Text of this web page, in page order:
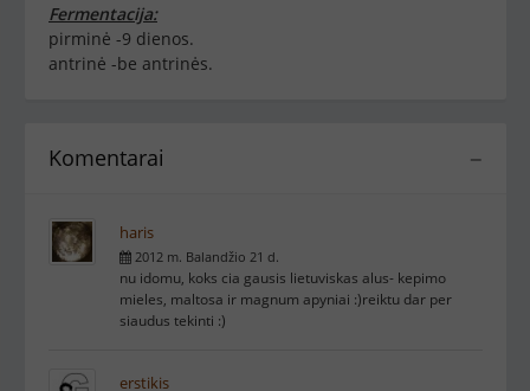
Fermentacija:
pirminė -9 dienos.
antrinė -be antrinės.
−
Komentarai
haris
2012 m. Balandžio 21 d.
nu idomu, koks cia gausis lietuviskas alus- kepimo
mieles, maltosa ir magnum apyniai :)reiktu dar per
siaudus tekinti :)
erstikis